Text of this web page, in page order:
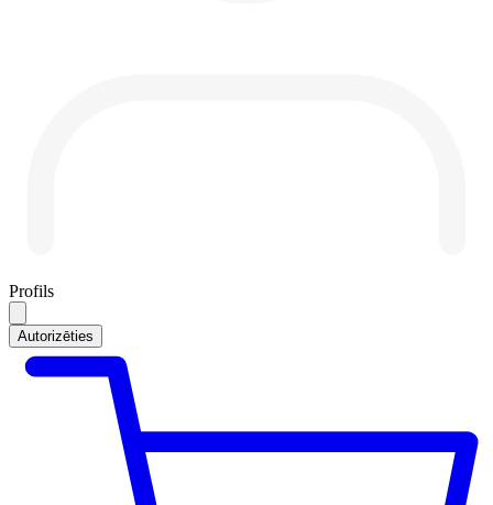
Profils
Autorizēties